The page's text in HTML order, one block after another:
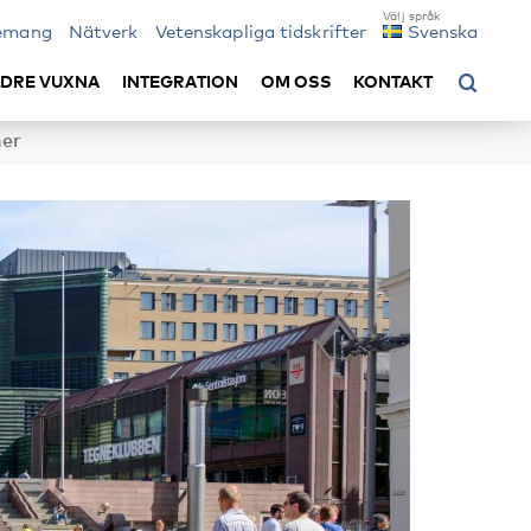
Nätverk Vetenskapliga tidskrifter Svenska
VUXNA INTEGRATION OM OSS KONTAKT